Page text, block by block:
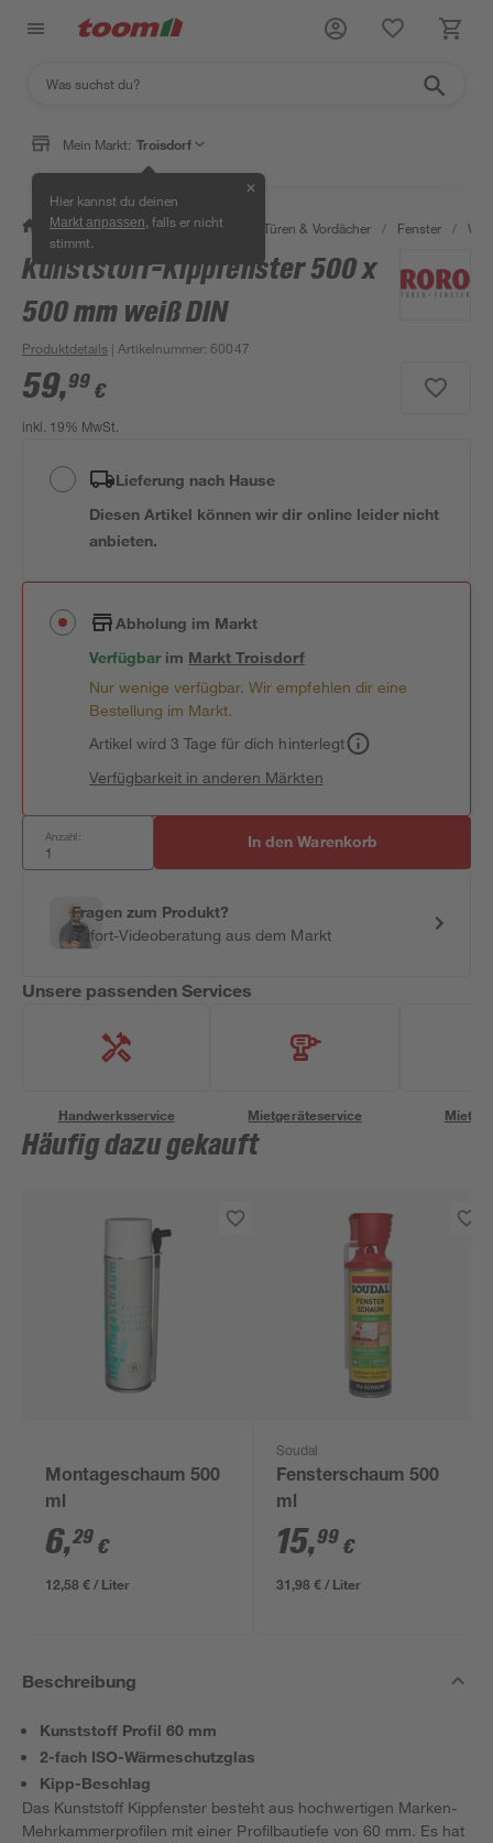
Mein Markt: Troisdorf
Hier kannst du deinen
Markt anpassen , falls er nicht
stimmt.
✕
/ Bauen & Renovieren / Fenster, Türen & Vordächer / Fenster /
Kunststoff-Kippfenster 500 x
500 mm weiß DIN
Produktdetails | Artikelnummer:60047
59,99 €
inkl. 19% MwSt.
Lieferung nach Hause
Diesen Artikel können wir dir online leider nicht
anbieten.
Abholung im Markt
Verfügbar im MarktTroisdorf
Nur wenige verfügbar. Wir empfehlen dir eine
Bestellung im Markt.
Artikel wird 3 Tage für dich hinterlegt
Verfügbarkeit in anderen Märkten
Anzahl: In den Warenkorb
Fragen zum Produkt?
Sofort-Videoberatung aus dem Markt
Unsere passenden Services
Handwerksservice Mietgeräteservice
Häufig dazu gekauft
Montageschaum 500
ml
6,29 €
12,58 € / Liter
Soudal
Fensterschaum 500
ml
15,99 €
31,98 € / Liter
Beschreibung
Kunststoff Profil 60 mm
2-fach ISO-Wärmeschutzglas
Kipp-Beschlag
Das Kunststoff Kippfenster besteht aus hochwertigen Marken-
Mehrkammerprofilen mit einer Profilbautiefe von 60 mm. Es hat